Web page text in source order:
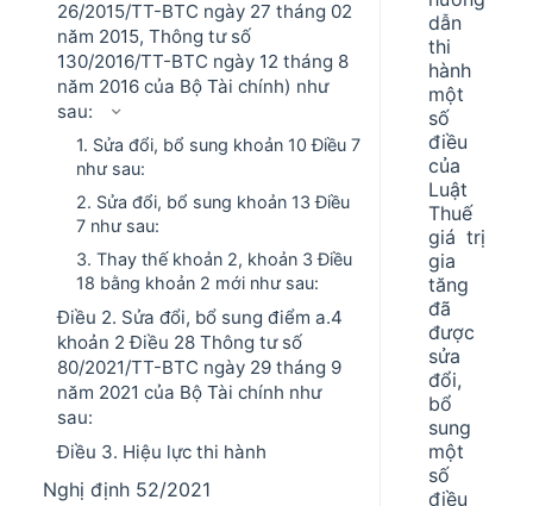
26/2015/TT-BTC ngày 27 tháng 02
năm 2015, Thông tư số
130/2016/TT-BTC ngày 12 tháng 8
năm 2016 của Bộ Tài chính) như
sau:
1. Sửa đổi, bổ sung khoản 10 Điều 7
như sau:
2. Sửa đổi, bổ sung khoản 13 Điều
7 như sau:
3. Thay thế khoản 2, khoản 3 Điều
18 bằng khoản 2 mới như sau:
Điều 2. Sửa đổi, bổ sung điểm a.4
khoản 2 Điều 28 Thông tư số
80/2021/TT-BTC ngày 29 tháng 9
năm 2021 của Bộ Tài chính như
sau:
Điều 3. Hiệu lực thi hành
Nghị định 52/2021
dẫn
thi
hành
một
số
điều
của
Luật
Thuế
giá trị
gia
tăng
đã
được
sửa
đổi,
bổ
sung
một
số
điều